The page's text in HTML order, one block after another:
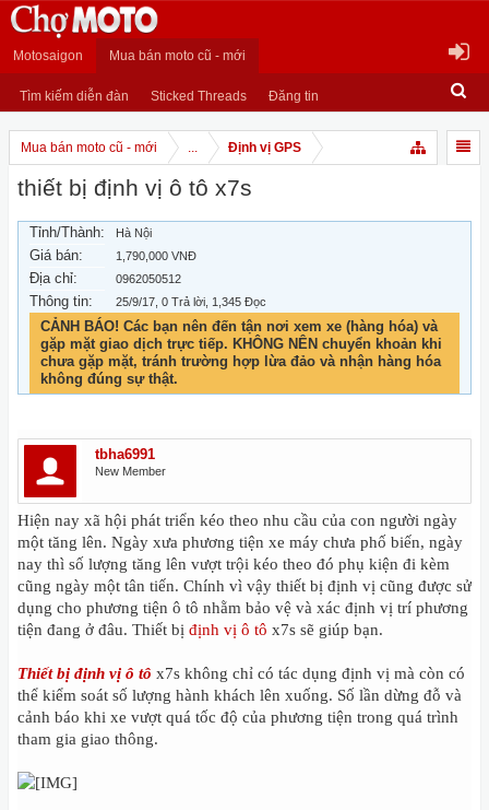
Motosaigon Mua bán moto cũ - mới
Tìm kiếm diễn đàn Sticked Threads Đăng tin
Mua bán moto cũ - mới ... Định vị GPS
thiết bị định vị ô tô x7s
Tỉnh/Thành: Hà Nội
Giá bán: 1,790,000 VNĐ
Địa chỉ: 0962050512
Thông tin: 25/9/17 , 0 Trả lời, 1,345 Đọc
CẢNH BÁO! Các bạn nên đến tận nơi xem xe (hàng hóa) và
gặp mặt giao dịch trực tiếp. KHÔNG NÊN chuyển khoản khi
chưa gặp mặt, tránh trường hợp lừa đảo và nhận hàng hóa
không đúng sự thật.
tbha6991
New Member
Hiện nay xã hội phát triển kéo theo nhu cầu của con người ngày
một tăng lên. Ngày xưa phương tiện xe máy chưa phố biến, ngày
nay thì số lượng tăng lên vượt trội kéo theo đó phụ kiện đi kèm
cũng ngày một tân tiến. Chính vì vậy thiết bị định vị cũng được sử
dụng cho phương tiện ô tô nhằm bảo vệ và xác định vị trí phương
tiện đang ở đâu. Thiết bị định vị ô tô x7s sẽ giúp bạn.
Thiết bị định vị ô tô x7s không chỉ có tác dụng định vị mà còn có
thể kiểm soát số lượng hành khách lên xuống. Số lần dừng đỗ và
cảnh báo khi xe vượt quá tốc độ của phương tiện trong quá trình
tham gia giao thông.